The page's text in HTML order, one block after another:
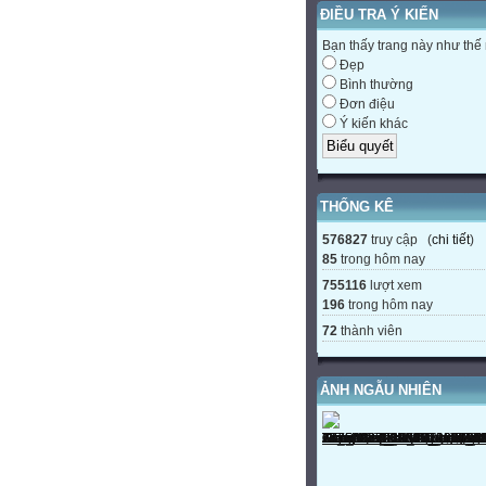
ĐIỀU TRA Ý KIẾN
Bạn thấy trang này như thế
Đẹp
Bình thường
Đơn điệu
Ý kiến khác
THỐNG KÊ
576827 truy cập (chi tiết)
85 trong hôm nay
755116 lượt xem
196 trong hôm nay
72 thành viên
ẢNH NGẪU NHIÊN